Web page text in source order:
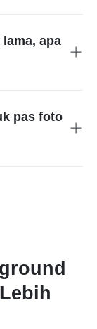
terlihat aneh.
apa
pas foto